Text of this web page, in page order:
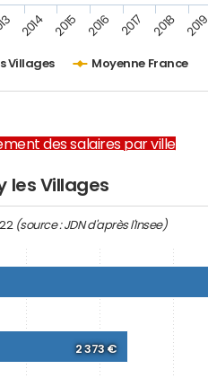
Villages Moyenne France
2014 2015 2016 2017 2018 2019
des salaires par ville
les Villages
(source : JDN d'après l'Insee)
2 373 €